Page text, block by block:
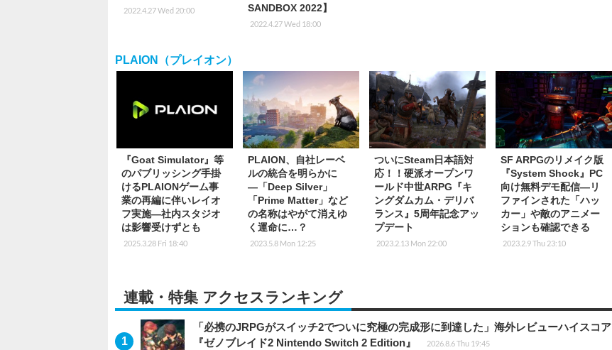
2022.4.27 Wed 20:00
SANDBOX 2022】
2022.4.27 Wed 18:00
PLAION（プレイオン）
『Goat Simulator』等
のパブリッシング手掛
けるPLAIONゲーム事
業の再編に伴いレイオ
フ実施―社内スタジオ
は影響受けずとも
2025.3.28 Fri 18:40
PLAION、自社レーベ
ルの統合を明らかに
―「Deep Silver」
「Prime Matter」など
の名称はやがて消えゆ
く運命に…？
2023.5.8 Mon 12:25
ついにSteam日本語対
応！！硬派オープンワ
ールド中世ARPG『キ
ングダムカム・デリバ
ランス』5周年記念アッ
プデート
2023.2.13 Mon 22:00
SF ARPGのリメイク版
『System Shock』PC
向け無料デモ配信―リ
ファインされた「ハッ
カー」や敵のアニメー
ションも確認できる
2023.2.9 Thu 23:10
連載・特集 アクセスランキング
「必携のJRPGがスイッチ2でついに究極の完成形に到達した」海外レビューハイスコア
『ゼノブレイド2 Nintendo Switch 2 Edition』
2026.8.6 Thu 19:45